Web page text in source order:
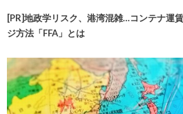
[PR]地政学リスク、港湾混雑…コンテナ運
ジ方法「FFA」とは